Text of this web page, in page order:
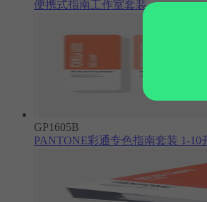
便携式指南工作室套装
GP1605B
PANTONE彩通专色指南套装 1-10